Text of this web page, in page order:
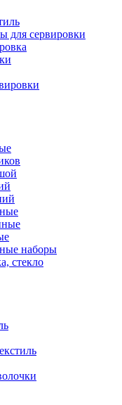
для сервировки
наборы
стекло